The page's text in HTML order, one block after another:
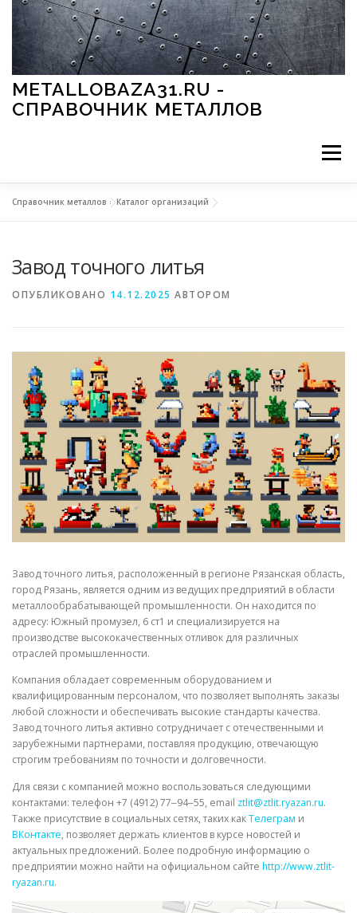
Перейти к содержимому
METALLOBAZA31.RU -
СПРАВОЧНИК МЕТАЛЛОВ
Меню
МЕТАЛЛЫ И ОКРУЖАЮЩАЯ СРЕДА
СВОЙСТВА МЕТАЛЛОВ СОРТА МЕТАЛЛОВ
СТАТЬИ
Справочник металлов »Каталог организаций
Завод точного литья
ОПУБЛИКОВАНО 14.12.2025 АВТОРОМ
Завод точного литья, расположенный в регионе Рязанская область,
город Рязань, является одним из ведущих предприятий в области
металлообрабатывающей промышленности. Он находится по
адресу: Южный промузел, 6 ст1 и специализируется на
производстве высококачественных отливок для различных
отраслей промышленности.
Компания обладает современным оборудованием и
квалифицированным персоналом, что позволяет выполнять заказы
любой сложности и обеспечивать высокие стандарты качества.
Завод точного литья активно сотрудничает с отечественными и
зарубежными партнерами, поставляя продукцию, отвечающую
строгим требованиям по точности и долговечности.
Для связи с компанией можно воспользоваться следующими
контактами: телефон +7 (4912) 77‒94‒55, email ztlit@ztlit.ryazan.ru.
Также присутствие в социальных сетях, таких какТелеграм и
ВКонтакте, позволяет держать клиентов в курсе новостей и
актуальных предложений. Более подробную информацию о
предприятии можно найти на официальном сайте http://www.ztlit-
ryazan.ru.